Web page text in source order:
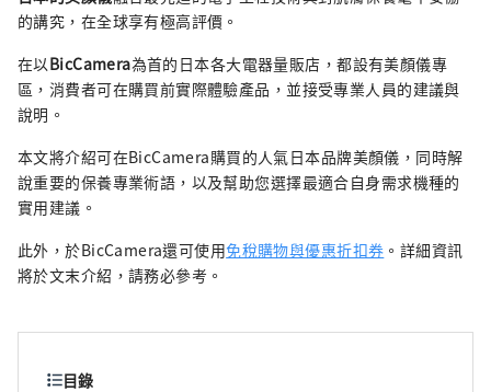
的講究，在全球享有極高評價。
在以BicCamera為首的日本各大電器量販店，都設有美顏儀專
區，消費者可在購買前實際體驗產品，並接受專業人員的建議與
說明。
本文將介紹可在BicCamera購買的人氣日本品牌美顏儀，同時解
說重要的保養專業術語，以及幫助您選擇最適合自身需求機種的
實用建議。
此外，於BicCamera還可使用免稅購物與優惠折扣券 。詳細資訊
將於文末介紹，請務必參考。
目錄